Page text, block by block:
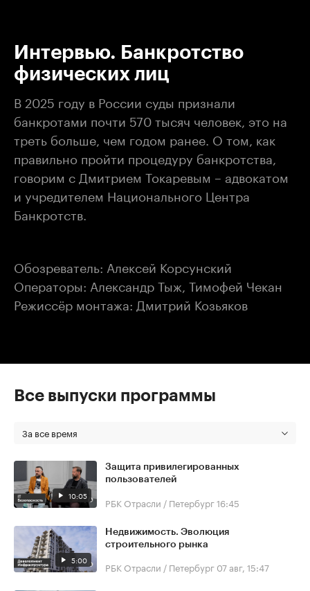
Интервью. Банкротство
физических лиц
В 2025 году в России суды признали
банкротами почти 570 тысяч человек, это на
треть больше, чем годом ранее. О том, как
правильно пройти процедуру банкротства,
говорим с Дмитрием Токаревым – адвокатом
и учредителем Национального Центра
Банкротств.
Обозреватель: Алексей Корсунский
Операторы: Александр Тыж, Тимофей Чекан
Режиссёр монтажа: Дмитрий Козьяков
Все выпуски программы
За все время
10:05
Защита привилегированных
пользователей
РБК Отрасли / Петербург16:45
5:00
Недвижимость. Эволюция
строительного рынка
РБК Отрасли / Петербург 07 авг, 15:47